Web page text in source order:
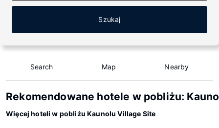
Szukaj
Search Map Nearby
Rekomendowane hotele w pobliżu:
Więcej hoteli w pobliżu Kaunolu Village Site